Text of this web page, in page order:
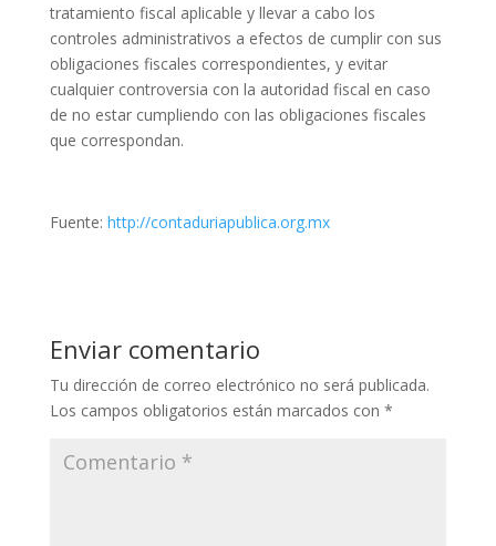
tratamiento fiscal aplicable y llevar a cabo los
controles administrativos a efectos de cumplir con sus
obligaciones fiscales correspondientes, y evitar
cualquier controversia con la autoridad fiscal en caso
de no estar cumpliendo con las obligaciones fiscales
que correspondan.
Fuente: http://contaduriapublica.org.mx
Enviar comentario
Tu dirección de correo electrónico no será publicada.
Los campos obligatorios están marcados con *